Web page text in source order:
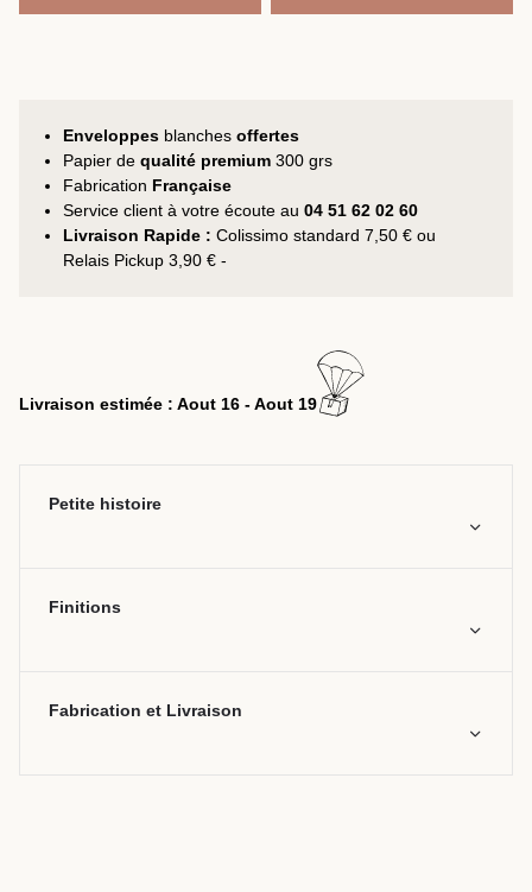
Enveloppes blanches offertes
Papier de qualité premium 300 grs
Fabrication Française
Service client à votre écoute au 04 51 62 02 60
Livraison Rapide : Colissimo standard 7,50 € ou
Relais Pickup 3,90 € -
Livraison estimée : Aout 16 - Aout 19
Petite histoire
Finitions
Fabrication et Livraison